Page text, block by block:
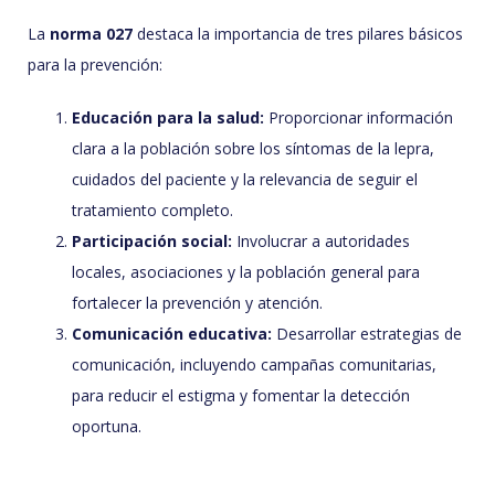
La norma 027 destaca la importancia de tres pilares básicos
para la prevención:
Educación para la salud: Proporcionar información
clara a la población sobre los síntomas de la lepra,
cuidados del paciente y la relevancia de seguir el
tratamiento completo.
Participación social: Involucrar a autoridades
locales, asociaciones y la población general para
fortalecer la prevención y atención.
Comunicación educativa: Desarrollar estrategias de
comunicación, incluyendo campañas comunitarias,
para reducir el estigma y fomentar la detección
oportuna.